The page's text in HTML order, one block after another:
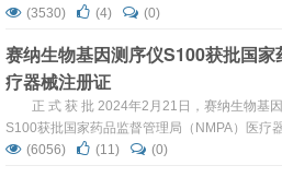
研发的“染色体非整倍体及基因微缺失检测试剂
监局III类医疗器械注册证，这是国内首个获批
的产前CNV-seq检测试剂盒，也是高通量测序技
生缺陷防控体系建设中的又一里程碑事件。 ...
(3530) (4) (0)
赛纳生物基因测序仪S100获批国家
疗器械注册证
正 式 获 批 2024年2月21日，赛纳生物基
S100获批国家药品监督管理局（NMPA）医疗
（国械注准20243220383），标志着国产全自
(6056) (11) (0)